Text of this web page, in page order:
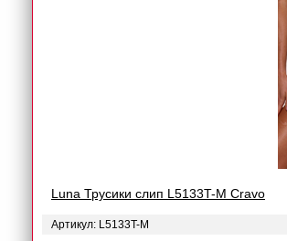
Luna Трусики слип L5133T-M Cravo
Артикул: L5133T-M